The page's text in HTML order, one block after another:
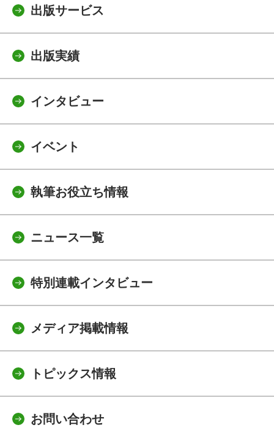
出版サービス
出版実績
インタビュー
イベント
執筆お役立ち情報
ニュース一覧
特別連載インタビュー
メディア掲載情報
トピックス情報
お問い合わせ